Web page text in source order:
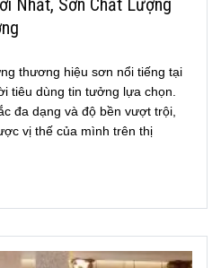
Nhất, Sơn Chất Lượng
thương hiệu sơn nổi tiếng tại
tiêu dùng tin tưởng lựa chọn.
đa dạng và độ bền vượt trội,
vị thế của mình trên thị